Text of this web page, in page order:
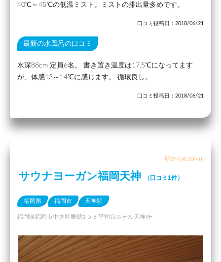
40℃～45℃の低温ミスト。ミストの排出量多めです。
口コミ投稿日：2018/06/21
最新の水風呂の口コミ
水深88cm 定員6名。 書き置き温度は17.5℃になってます
が、体感13～14℃に感じます。 循環良し。
口コミ投稿日：2018/06/21
駅から6.35km
サウナヨーガン福岡天神 （口コミ1件）
福岡県 福岡市 天神駅
福岡県福岡市中央区舞鶴1-5-6 平和台ホテル天神9F